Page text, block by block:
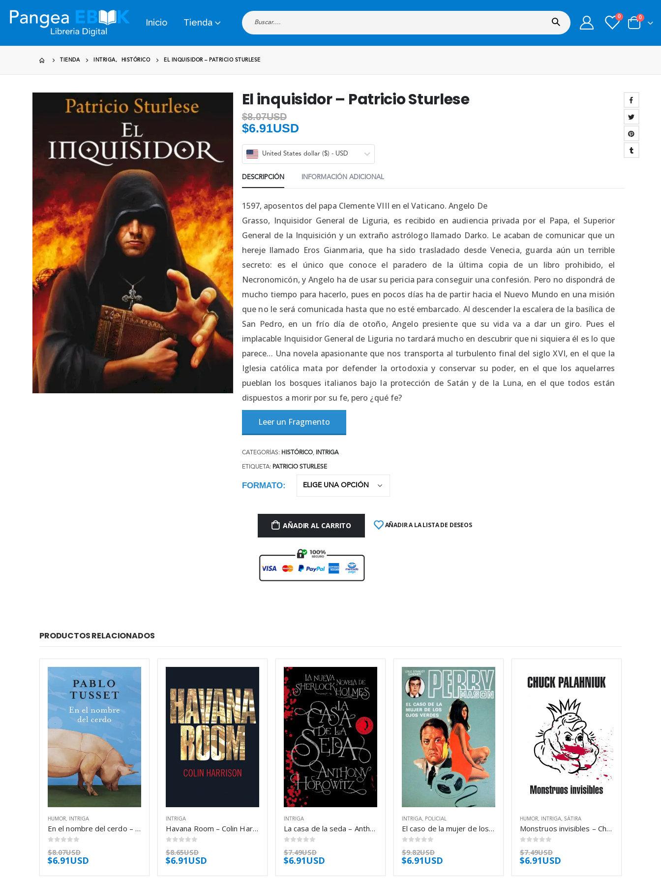
Inicio Tienda
0 0
TIENDA INTRIGA , HISTÓRICO EL INQUISIDOR – PATRICIO STURLESE
El inquisidor – Patricio Sturlese
$8.07USD
$6.91USD
United States dollar ($) - USD
DESCRIPCIÓN INFORMACIÓN ADICIONAL
1597, aposentos del papa Clemente VIII en el Vaticano. Angelo De
Grasso, Inquisidor General de Liguria, es recibido en audiencia privada por el Papa, el Superior
General de la Inquisición y un extraño astrólogo llamado Darko. Le acaban de comunicar que un
hereje llamado Eros Gianmaria, que ha sido trasladado desde Venecia, guarda aún un terrible
secreto: es el único que conoce el paradero de la última copia de un libro prohibido, el
Necronomicón, y Angelo ha de usar su pericia para conseguir una confesión. Pero no dispondrá de
mucho tiempo para hacerlo, pues en pocos días ha de partir hacia el Nuevo Mundo en una misión
que no le será comunicada hasta que no esté embarcado. Al descender la escalera de la basílica de
San Pedro, en un frío día de otoño, Angelo presiente que su vida va a dar un giro. Pues el
implacable Inquisidor General de Liguria no tardará mucho en descubrir que ni siquiera él es lo que
parece… Una novela apasionante que nos transporta al turbulento final del siglo XVI, en el que la
Iglesia católica mata por defender la ortodoxia y conservar su poder, en el que los aquelarres
pueblan los bosques italianos bajo la protección de Satán y de la Luna, en el que todos están
dispuestos a morir por su fe, pero ¿qué fe?
Leer un Fragmento
CATEGORÍAS: HISTÓRICO, INTRIGA
ETIQUETA: PATRICIO STURLESE
FORMATO
AÑADIR AL CARRITO AÑADIR A LA LISTA DE DESEOS
PRODUCTOS RELACIONADOS
HUMOR INTRIGA
En el nombre del cerdo – Pablo Tusset
$8.07USD
$6.91USD
INTRIGA
Havana Room – Colin Harrison
$8.65USD
$6.91USD
INTRIGA
La casa de la seda – Anthony Horowitz
$7.49USD
$6.91USD
INTRIGA POLICIAL
El caso de la mujer de los ojos verdes – Erle Stanley Gardner
$9.82USD
$6.91USD
HUMOR INTRIGA SÁTIRA
Monstruos invisibles – Chuck Palahniuk
$7.49USD
$6.91USD